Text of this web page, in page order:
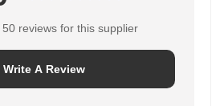
50 reviews for this supplier
Write A Review